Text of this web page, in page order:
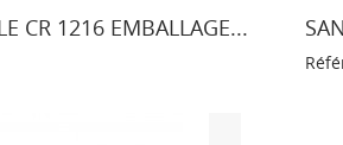
CR 1216 EMBALLAGE...